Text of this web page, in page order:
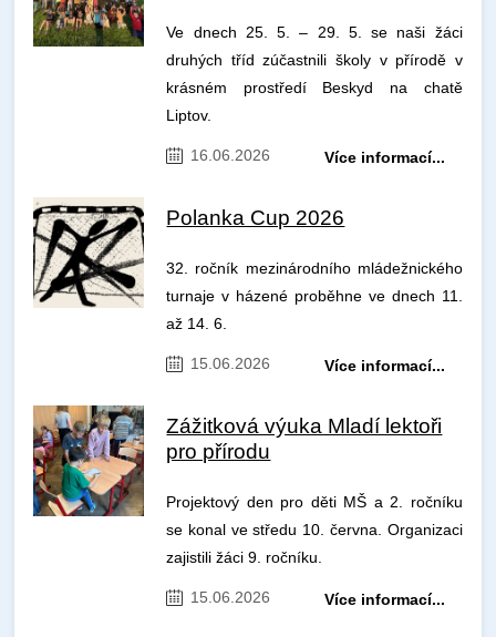
Ve dnech 25. 5. – 29. 5. se naši žáci
druhých tříd zúčastnili školy v přírodě v
krásném prostředí Beskyd na chatě
Liptov.
16.06.2026 Více informací...
Polanka Cup 2026
32. ročník mezinárodního mládežnického
turnaje v házené proběhne ve dnech 11.
až 14. 6.
15.06.2026 Více informací...
Zážitková výuka Mladí lektoři
pro přírodu
Projektový den pro děti MŠ a 2. ročníku
se konal ve středu 10. června. Organizaci
zajistili žáci 9. ročníku.
15.06.2026 Více informací...